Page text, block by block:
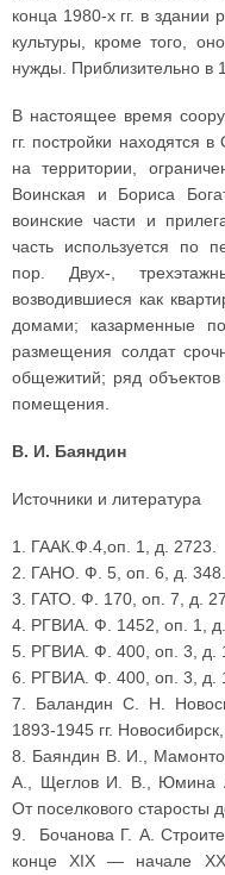
конца 1980-х гг. в здании
культуры, кроме того,
нужды. Приблизительно в
В настоящее время
гг. постройки находятся
на территории,
Воинская и Бориса
воинские части и
часть используется по
пор. Двух-,
возводившиеся как
домами; казарменные
размещения солдат
общежитий; ряд объектов
помещения.
В. И. Баяндин
Источники и литература
1. ГААК.Ф.4,оп. 1, д. 2723.
2. ГАНО. Ф. 5, оп. 6, д. 348.
3. ГАТО. Ф. 170, оп. 7, д.
4. РГВИА. Ф. 1452, оп. 1, д.
5. РГВИА. Ф. 400, оп. 3, д.
6. РГВИА. Ф. 400, оп. 3, д.
7. Баландин С. Н.
1893-1945 гг.
8. Баяндин В. И.,
А., Щеглов И. В., Юмина
От поселкового старосты
9. Бочанова Г. А.
конце XIX — начале XX